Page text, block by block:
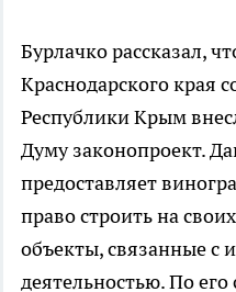
Бурлачко рассказал,
Краснодарского края
Республики Крым
Думу законопроект.
предоставляет
право строить на
объекты, связанные с
деятельностью. По его